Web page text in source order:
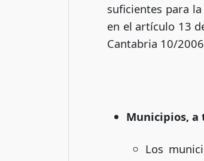
suficientes para
en el artículo 13
Cantabria 10/
Municipios, a
Los